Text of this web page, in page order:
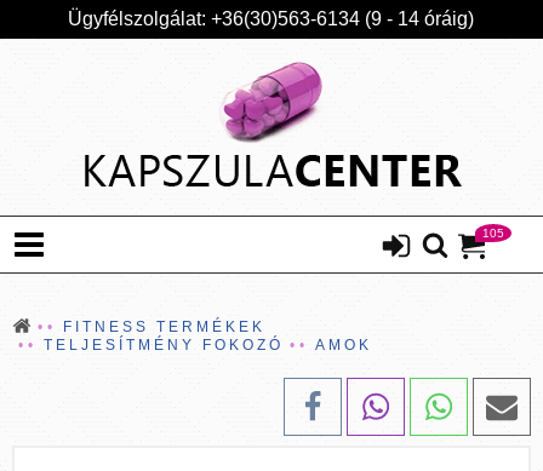
Ügyfélszolgálat: +36(30)563-6134 (9 - 14 óráig)
105
FITNESS TERMÉKEK
TELJESÍTMÉNY FOKOZÓ
AMOK